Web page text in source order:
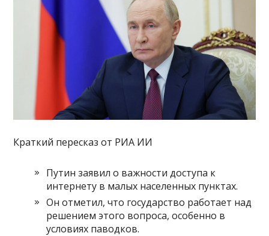
Краткий пересказ от РИА ИИ
Путин заявил о важности доступа к
интернету в малых населенных пунктах.
Он отметил, что государство работает над
решением этого вопроса, особенно в
условиях паводков.